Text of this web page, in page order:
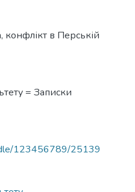
, конфлікт в Перській
= Записки
123456789/25139